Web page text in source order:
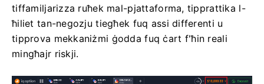
tiffamiljarizza ruħek mal-pjattaforma, tipprattika l-
ħiliet tan-negozju tiegħek fuq assi differenti u
tipprova mekkaniżmi ġodda fuq ċart f'ħin reali
mingħajr riskji.